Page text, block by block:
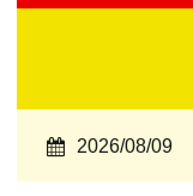
2026/08/09